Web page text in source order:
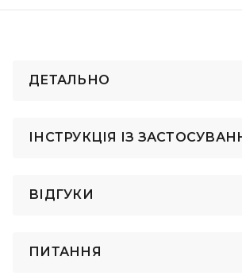
ДЕТАЛЬНО
ІНСТРУКЦІЯ ІЗ
ВІДГУКИ
ПИТАННЯ